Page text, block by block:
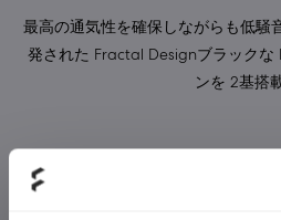
最高の通気性を確保しながらも低騒
発された Fractal Designブラックな
ンを 2基搭載